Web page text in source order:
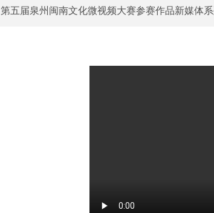
第五届泉州闽南文化微视频大赛参赛作品新媒体系